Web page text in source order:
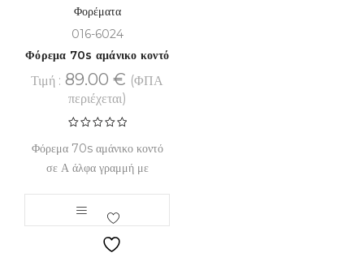
Φορέματα
016-6024
Φόρεμα 70s αμάνικο κοντό
Τιμή : 89.00 € (ΦΠΑ
περιέχεται)
Βαθμολογήθηκε
5
Φόρεμα 70s αμάνικο κοντό
σε Α άλφα γραμμή με